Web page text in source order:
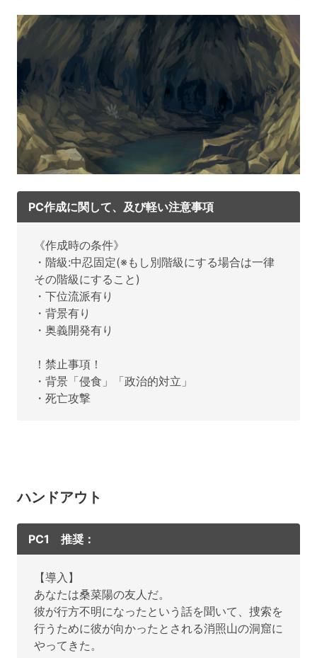
PC作成に関して、及び軽い注意事項
《作成時の条件》
・階級:中忍固定(※もし別階級にする場合は一律
その階級にすること)
・下位流派有り
・背景有り
・奥義開発有り
！禁止事項！
・背景「侵食」「政治的対立」
・死亡攻撃
ハンドアウト
PC1 推奨：
【導入】
あなたは桑菜陽の友人だ。
彼が行方不明になったという話を聞いて、捜索を
行うために彼が向かったとされる消照山の洞窟に
やってきた。